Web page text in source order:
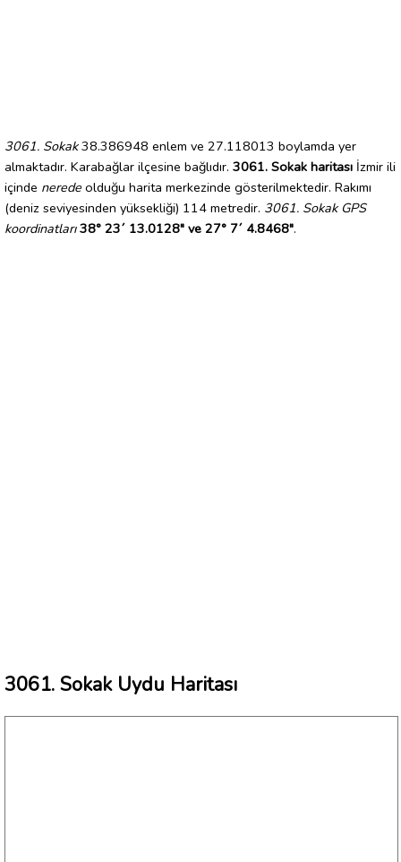
3061. Sokak38.386948 enlem ve 27.118013 boylamda yer
almaktadır. Karabağlar ilçesine bağlıdır. 3061. Sokak haritası İzmir ili
içinde nerede olduğu harita merkezinde gösterilmektedir. Rakımı
(deniz seviyesinden yüksekliği) 114 metredir. 3061. Sokak GPS
koordinatları 38° 23´ 13.0128" ve 27° 7´ 4.8468".
3061. Sokak Uydu Haritası